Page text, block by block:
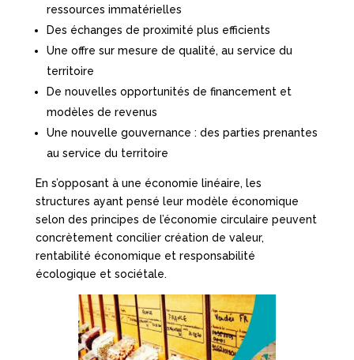
ressources immatérielles
Des échanges de proximité plus efficients
Une offre sur mesure de qualité, au service du
territoire
De nouvelles opportunités de financement et
modèles de revenus
Une nouvelle gouvernance : des parties prenantes
au service du territoire
En s’opposant à une économie linéaire, les
structures ayant pensé leur modèle économique
selon des principes de l’économie circulaire peuvent
concrètement concilier création de valeur,
rentabilité économique et responsabilité
écologique et sociétale.